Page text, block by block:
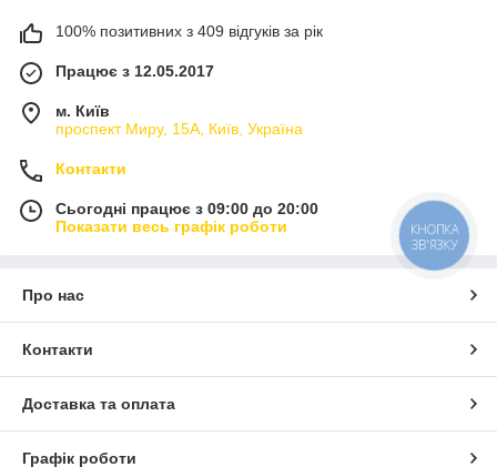
100% позитивних з 409 відгуків за рік
Працює з 12.05.2017
м. Київ
проспект Миру, 15А, Київ, Україна
Контакти
Сьогодні працює з 09:00 до 20:00
Показати весь графік роботи
Про нас
Контакти
Доставка та оплата
Графік роботи
КНОПКА
ЗВ'ЯЗКУ